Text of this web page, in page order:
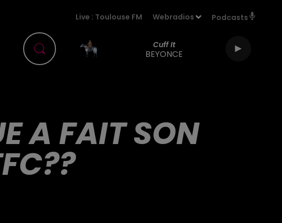
Live : Toulouse FM Webradios Podcasts
Cuff It
BEYONCE
A FAIT SON